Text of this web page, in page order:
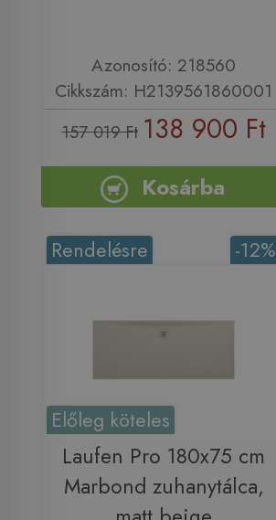
Azonosító: 218560
Cikkszám: H2139561860001
157 019 Ft 138 900 Ft
Kosárba
-12%
Rendelésre
Előleg köteles
Laufen Pro 180x75 cm
Marbond zuhanytálca,